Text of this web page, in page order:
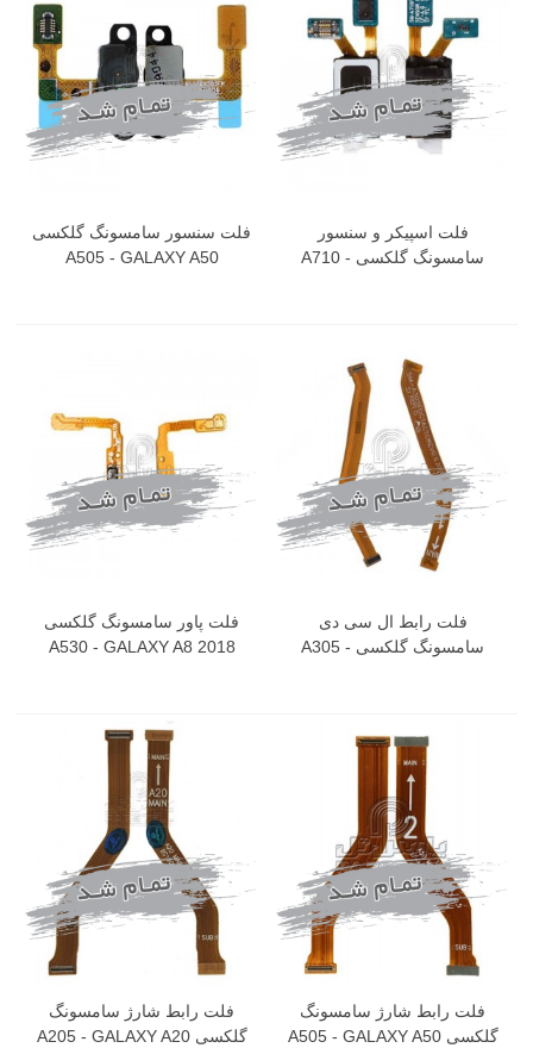
فلت اسپیکر و سنسور
سامسونگ گلکسی A710 -
فلت سنسور سامسونگ گلکسی
A505 - GALAXY A50
فلت رابط ال سی دی
سامسونگ گلکسی A305 -
فلت پاور سامسونگ گلکسی
A530 - GALAXY A8 2018
فلت رابط شارژ سامسونگ
گلکسی A505 - GALAXY A50
فلت رابط شارژ سامسونگ
گلکسی A205 - GALAXY A20